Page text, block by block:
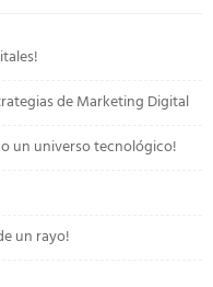
de Marketing Digital
un universo tecnológico!
un rayo!